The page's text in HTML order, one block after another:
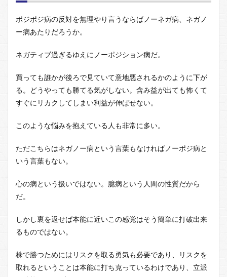
ポジポジ病の反対を無理やり言うならばノーネガ病、ネガノ
ー病あたりだろうか。
ネガティブ過ぎるゆえにノーポジション病だ。
買っても誰かが後ろで見ていて意地悪されるかのように下が
る。どうやっても勝てる気がしない。含み益が出ても怖くて
すぐにリカクしてしまい利益が伸ばせない。
このような悩みを抱えている人も非常に多い。
ただこちらはネガノー病という言葉もなければノーポジ病と
いう言葉もない。
心の病という扱いではない。臆病という人間の性質だから
だ。
しかし裏を返せば本能に近いこの感覚はそう簡単に打破出来
るものではない。
株で勝つためにはリスクを取る勇気も必要であり、リスクを
取れるということは本能に打ち克っているわけであり、立派